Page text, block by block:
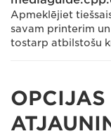
Apmeklējiet
savam printerim
tostarp atbilstošu
OPCIJAS